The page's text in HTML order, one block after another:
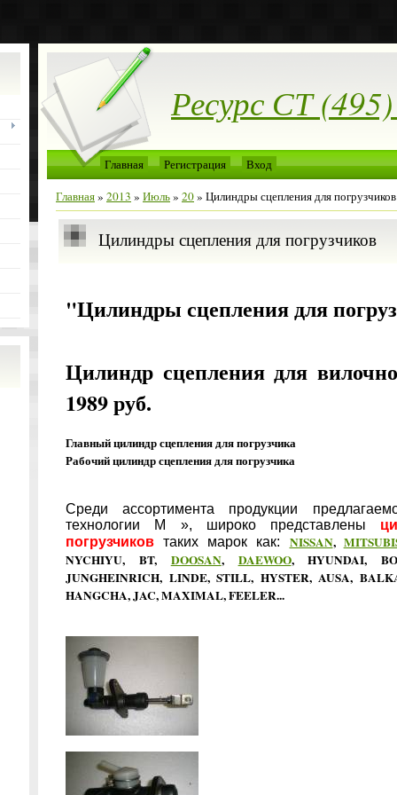
Ресурс СТ
Главная Регистрация
Вход
Главная» 2013 » Июль» 20» Цилиндры сцепления для погрузчиков
Цилиндры сцепления для погрузчиков
"Цилиндры сцепления для
Цилиндр сцепления для
1989 руб.
Главный цилиндр сцепления для погрузчика
Рабочий цилиндр сцепления для погрузчика
Среди ассортимента продукции
технологии М », широко представлены
погрузчиков таких марок как: NISSAN,
NYCHIYU, BT, DOOSAN, DAEWOO, HYUNDAI,
JUNGHEINRICH, LINDE, STILL, HYSTER, AUSA,
HANGCHA, JAC, MAXIMAL, FEELER...